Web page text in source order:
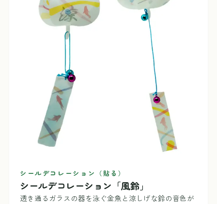
シールデコレーション（貼る）
シールデコレーション「風鈴」
透き通るガラスの器を泳ぐ金魚と涼しげな鈴の音色が